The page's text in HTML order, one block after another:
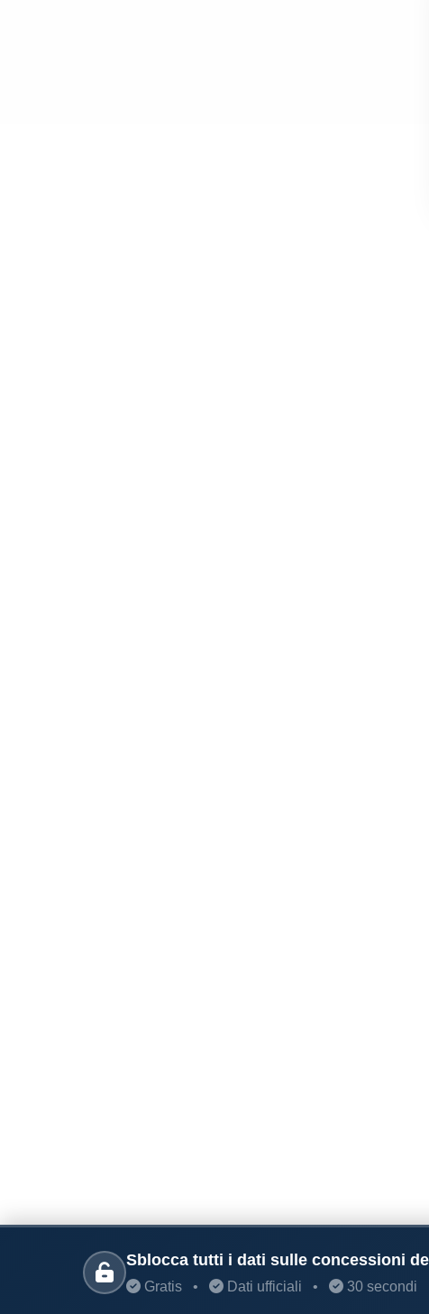
Sblocca tutti i dati sulle concessioni
Gratis • Dati ufficiali • 30 secondi